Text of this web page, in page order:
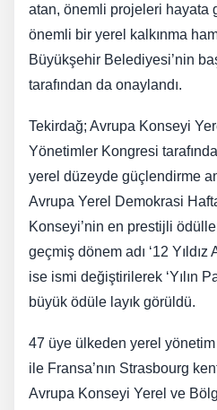
atan, önemli projeleri hayata
önemli bir yerel kalkınma
Büyükşehir Belediyesi’nin
tarafından da onaylandı.
Tekirdağ; Avrupa Konseyi
Yönetimler Kongresi
yerel düzeyde güçlendirme
Avrupa Yerel Demokrasi
Konseyi’nin en prestijli
geçmiş dönem adı ‘12 Yıldız
ise ismi değiştirilerek ‘Yılın
büyük ödüle layık görüldü.
47 üye ülkeden yerel yönetim
ile Fransa’nın Strasbourg
Avrupa Konseyi Yerel ve